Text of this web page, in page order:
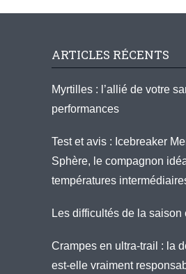
ARTICLES RÉCENTS
Myrtilles : l’allié de votre
performances
Test et avis : Icebreaker
Sphère, le compagnon
températures
Les difficultés de la saison
Crampes en ultra-trail : la
est-elle vraiment